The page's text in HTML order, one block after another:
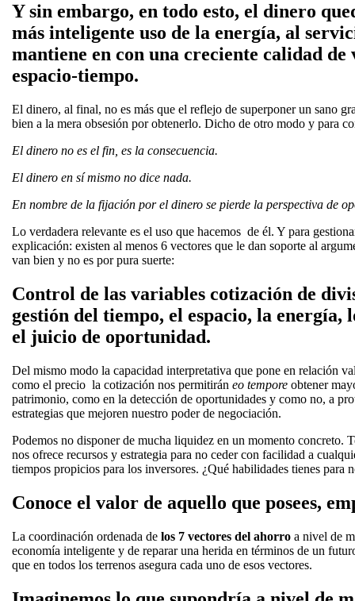
Y sin embargo, en todo esto, el dinero
más inteligente uso de la energía, al
mantiene en con una creciente calidad de
espacio-tiempo.
El dinero, al final, no es más que el reflejo de superponer un sano
bien a la mera obsesión por obtenerlo. Dicho de otro modo y para
El dinero no es el fin, es la consecuencia.
El dinero en sí mismo no dice nada.
En nombre de la fijación por el dinero se pierde la perspectiva de
Lo verdadera relevante es el uso que hacemos de él. Y para
explicación: existen al menos 6 vectores que le dan soporte al
van bien y no es por pura suerte:
Control de las variables cotización de
gestión del tiempo, el espacio, la energía,
el juicio de oportunidad.
Del mismo modo la capacidad interpretativa que pone en relación
como el precio la cotización nos permitirán eo tempore obtener
patrimonio, como en la detección de oportunidades y como no, a
estrategias que mejoren nuestro poder de negociación.
Podemos no disponer de mucha liquidez en un momento concreto.
nos ofrece recursos y estrategia para no ceder con facilidad a
tiempos propicios para los inversores. ¿Qué habilidades tienes para
Conoce el valor de aquello que posees,
La coordinación ordenada de los 7 vectores del ahorro a nivel de
economía inteligente y de reparar una herida en términos de un
que en todos los terrenos asegura cada uno de esos vectores.